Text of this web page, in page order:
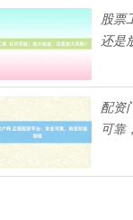
股票工具 杠杆买
还是
配资
可靠